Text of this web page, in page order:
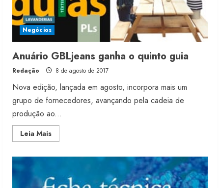
Negócios
Anuário GBLjeans ganha o quinto guia
Redação 8 de agosto de 2017
Nova edição, lançada em agosto, incorpora mais um
grupo de fornecedores, avançando pela cadeia de
produção ao...
Leia MaisRead
more
o
quinto